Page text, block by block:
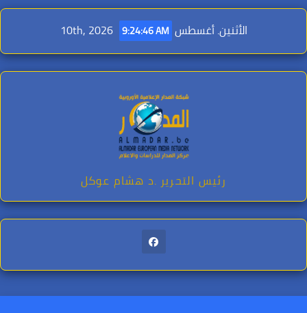
Skip
content
الأثنين. أغسطس 10th, 2026 9:24:47 AM
رئيس التحرير .د هشام عوكل